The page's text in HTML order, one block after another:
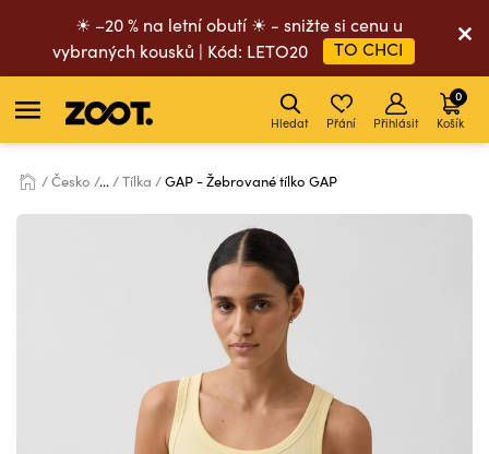
☀ –20 % na letní obutí ☀ - snižte si cenu u
vybraných kousků | Kód: LETO20
TO CHCI
Hledat Přání Přihlásit Košík
0
Česko ... Tílka GAP - Žebrované tílko GAP